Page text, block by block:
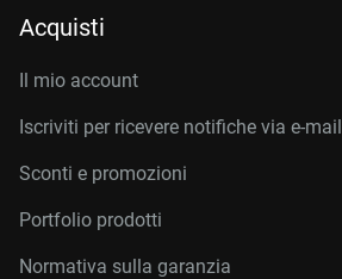
Acquisti
Il mio account
Iscriviti per ricevere notifiche via e-mail
Sconti e promozioni
Portfolio prodotti
Normativa sulla garanzia